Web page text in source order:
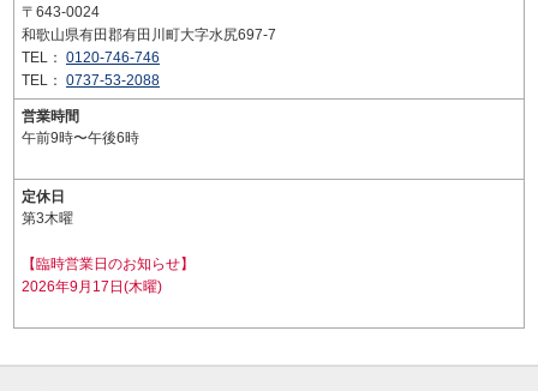
〒643-0024
和歌山県有田郡有田川町大字水尻697-7
TEL： 0120-746-746
TEL： 0737-53-2088
営業時間
午前9時〜午後6時
定休日
第3木曜
【臨時営業日のお知らせ】
2026年9月17日(木曜)